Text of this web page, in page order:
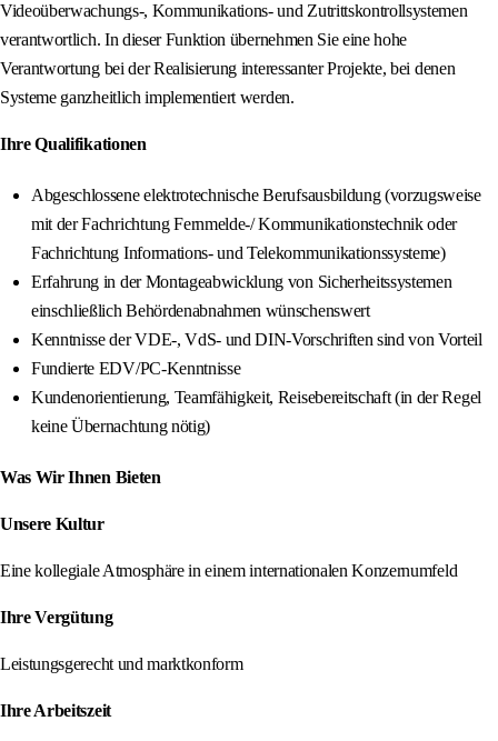
Videoüberwachungs-, Kommunikations- und Zutrittskontrollsystemen
verantwortlich. In dieser Funktion übernehmen Sie eine hohe
Verantwortung bei der Realisierung interessanter Projekte, bei denen
Systeme ganzheitlich implementiert werden.
Ihre Qualifikationen
Abgeschlossene elektrotechnische Berufsausbildung (vorzugsweise
mit der Fachrichtung Fernmelde-/ Kommunikationstechnik oder
Fachrichtung Informations- und Telekommunikationssysteme)
Erfahrung in der Montageabwicklung von Sicherheitssystemen
einschließlich Behördenabnahmen wünschenswert
Kenntnisse der VDE-, VdS- und DIN-Vorschriften sind von Vorteil
Fundierte EDV/PC-Kenntnisse
Kundenorientierung, Teamfähigkeit, Reisebereitschaft (in der Regel
keine Übernachtung nötig)
Was Wir Ihnen Bieten
Unsere Kultur
Eine kollegiale Atmosphäre in einem internationalen Konzernumfeld
Ihre Vergütung
Leistungsgerecht und marktkonform
Ihre Arbeitszeit